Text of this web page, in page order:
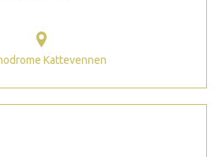
Kattevennen